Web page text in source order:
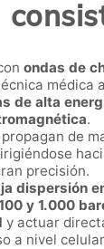
ondas de
médica
de alta
.
de
precisión.
dispersión
y 1.000
y actuar
a nivel